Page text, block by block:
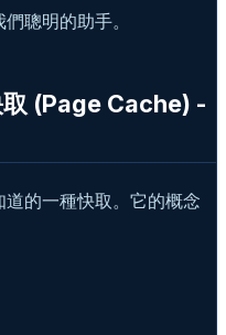
聰明的助手。
(Page Cache) -
的一種快取。它的概念